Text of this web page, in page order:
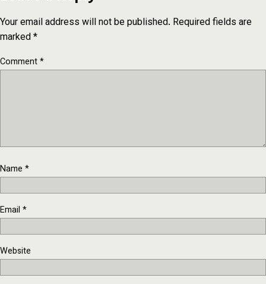
Your email address will not be published. Required fields are
marked*
Comment*
Name *
Email *
Website